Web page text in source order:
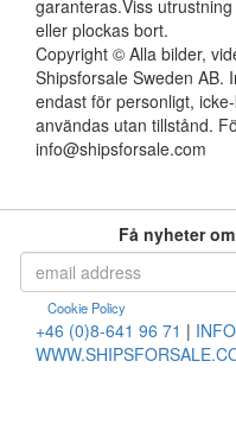
garanteras.Viss
eller plockas bort.
Copyright © Alla bilder,
Shipsforsale Sweden AB.
endast för personligt,
användas utan tillstånd.
info@shipsforsale.com
Få nyheter
Cookie Policy
+46 (0)8-641 96 71 |